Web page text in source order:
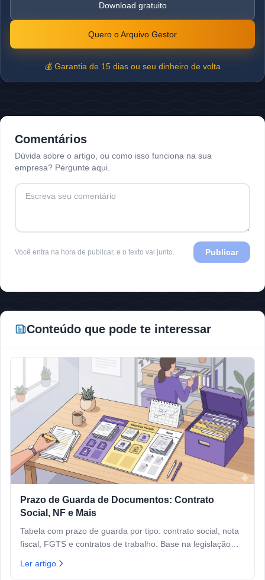
Download gratuito
Quero o Arquivo Gestor
💰 Garantia de 15 dias ou seu dinheiro de volta
Comentários
Dúvida sobre o artigo, ou como isso funciona na sua
empresa? Pergunte aqui.
Você entra na hora de publicar, e o texto vai junto. Publicar
Conteúdo que pode te interessar
Prazo de Guarda de Documentos: Contrato
Social, NF e Mais
Tabela com prazo de guarda por tipo: contrato social, nota
fiscal, FGTS e contratos de trabalho. Base na legislação
Ler artigo